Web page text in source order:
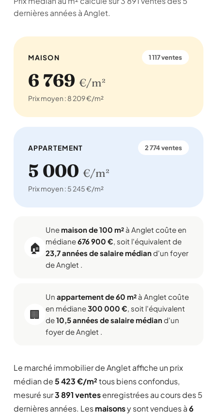
dernières années à Anglet.
MAISON 1 117 ventes
6 769 €/m²
Prix moyen : 8 209 €/m²
APPARTEMENT 2 774 ventes
5 000 €/m²
Prix moyen : 5 245 €/m²
🏠
Une maison de 100 m² à Anglet coûte en
médiane676 900 €, soit l'équivalent de
23,7 années de salaire médiand'un foyer
de Anglet .
🏢
Un appartement de 60 m² à Anglet coûte
en médiane300 000 €, soit l'équivalent
de10,5 années de salaire médiand'un
foyer de Anglet .
Le marché immobilier de Anglet affiche un prix
médian de5 423 €/m²tous biens confondus,
mesuré sur3 891 ventesenregistrées au cours des 5
dernières années. Lesmaisonsy sont vendues à6